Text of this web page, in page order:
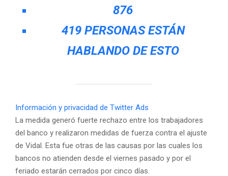
876
419 PERSONAS ESTÁN
HABLANDO DE ESTO
Información y privacidad de Twitter Ads
La medida generó fuerte rechazo entre los trabajadores
del banco y realizaron medidas de fuerza contra el ajuste
de Vidal. Esta fue otras de las causas por las cuales los
bancos no atienden desde el viernes pasado y por el
feriado estarán cerrados por cinco días.